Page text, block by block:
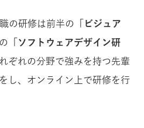
の研修は前半の 「ビジュア
「ソフトウェアデザイン研
ぞれの分野で強みを持つ先輩
し、オンライン上で研修を行